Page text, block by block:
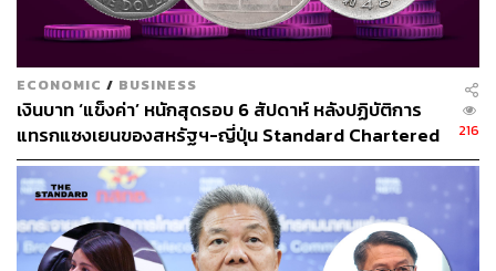
ลงทุนเพิ่มขึ้น หากนักธุรกิจหรือผู้บริโภคมีความเชื่อมั่นก็จะ
ทำให้สินเชื่อมีการขยายตัวมากขึ้น ส่งผลดีต่อภาพรวม
เศรษฐกิจ
ผลกระทบที่กล่าวไปข้างต้นเป็นผลกระทบในด้านผู้กู้หรือฝาก
เงิน แล้วผลกระทบต่อสถาบันการเงินที่เป็นตัวกลางล่ะเป็น
อย่างไรบ้าง (วานนี้ราคาหุ้นกลุ่มธนาคารพาณิชย์ที่จด
ทะเบียนในตลาดหลักทรัพย์ปรับตัวลดลงเฉลี่ย 2% ในทางตรง
ข้าม ราคาหุ้นกลุ่มการเงินที่ไม่ใช่ธนาคาร (Non-bank) มี
ราคาเฉลี่ยเพิ่มขึ้น 3.5% หลังทราบผลการประชุน กนง.)
ECONOMIC / BUSINESS
เงินบาท ‘แข็งค่า’ หนักสุดรอบ 6 สัปดาห์ หลังปฏิบัติการ
แทรกแซงเยนของสหรัฐฯ-ญี่ปุ่น Standard Chartered
เปิดเป้าสิ้นปีนี้จ่อแข็งต่อแตะ 32.50 บาทต่อดอลลาร์
216